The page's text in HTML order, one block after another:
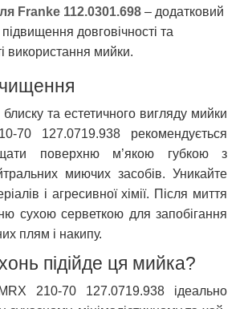
Franke 112.0301.698 – додатковий
довговічності та
використання мийки.
та естетичного вигляду мийки
70 127.0719.938 рекомендується
поверхню м’якою губкою з
миючих засобів. Уникайте
і агресивної хімії. Після миття
сухою серветкою для запобігання
плям і накипу.
підійде ця мийка?
210-70 127.0719.938 ідеально